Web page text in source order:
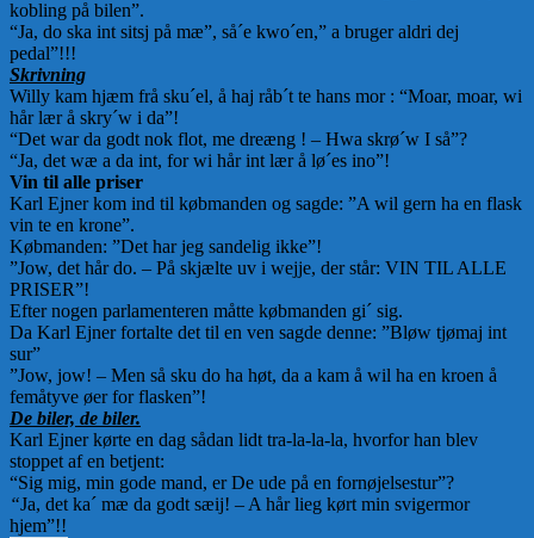
kobling på bilen”.
“Ja, do ska int sitsj på mæ”, så´e kwo´en,” a bruger aldri dej
pedal”!!!
Skrivning
Willy kam hjæm frå sku´el, å haj råb´t te hans mor : “Moar, moar, wi
hår lær å skry´w i da”!
“Det war da godt nok flot, me dreæng ! – Hwa skrø´w I så”?
“Ja, det wæ a da int, for wi hår int lær å lø´es ino”!
Vin til alle priser
Karl Ejner kom ind til købmanden og sagde: ”A wil gern ha en flask
vin te en krone”.
Købmanden: ”Det har jeg sandelig ikke”!
”Jow, det hår do. – På skjælte uv i wejje, der står: VIN TIL ALLE
PRISER”!
Efter nogen parlamenteren måtte købmanden gi´ sig.
Da Karl Ejner fortalte det til en ven sagde denne: ”Bløw tjømaj int
sur”
”Jow, jow! – Men så sku do ha høt, da a kam å wil ha en kroen å
femåtyve øer for flasken”!
De biler, de biler.
Karl Ejner kørte en dag sådan lidt tra-la-la-la, hvorfor han blev
stoppet af en betjent:
“Sig mig, min gode mand, er De ude på en fornøjelsestur”?
“Ja, det ka´ mæ da godt sæij! – A hår lieg kørt min svigermor
hjem”!!